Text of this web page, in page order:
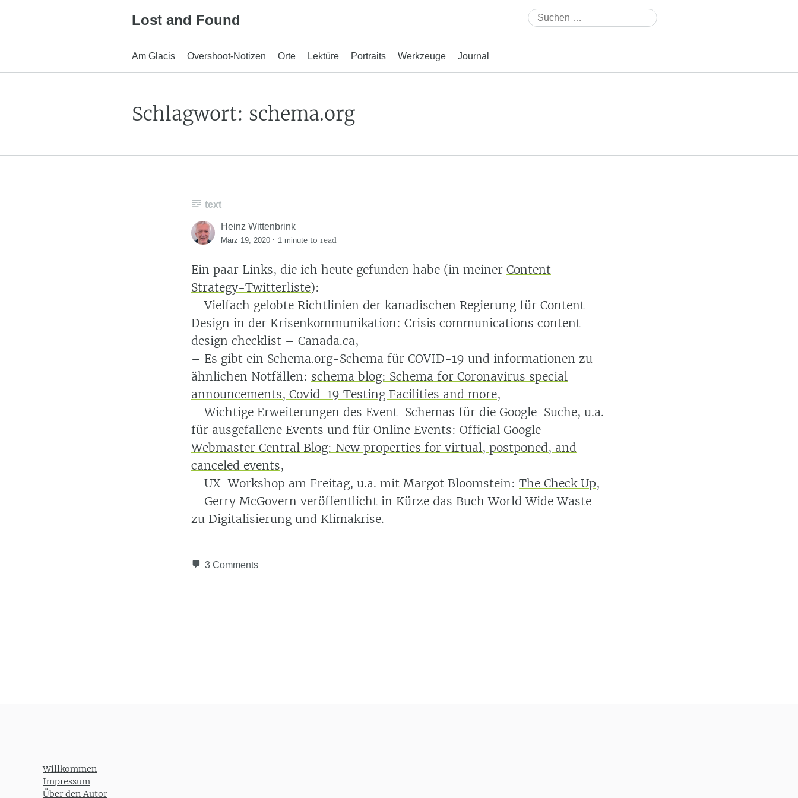
Lost and Found
Suchen
nach:
Am Glacis Overshoot-Notizen Orte Lektüre Portraits Werkzeuge Journal
Schlagwort: schema.org
text
Heinz Wittenbrink
März 19, 2020 · 1 minute to read
Ein paar Links, die ich heute gefunden habe (in meiner Content
Strategy-Twitterliste):
– Vielfach gelobte Richtlinien der kanadischen Regierung für Content-
Design in der Krisenkommunikation: Crisis communications content
design checklist – Canada.ca,
– Es gibt ein Schema.org-Schema für COVID-19 und informationen zu
ähnlichen Notfällen: schema blog: Schema for Coronavirus special
announcements, Covid-19 Testing Facilities and more,
– Wichtige Erweiterungen des Event-Schemas für die Google-Suche, u.a.
für ausgefallene Events und für Online Events: Official Google
Webmaster Central Blog: New properties for virtual, postponed, and
canceled events,
– UX-Workshop am Freitag, u.a. mit Margot Bloomstein: The Check Up,
– Gerry McGovern veröffentlicht in Kürze das BuchWorld Wide Waste
zu Digitalisierung und Klimakrise.
3 Comments
Willkommen
Impressum
Über den Autor